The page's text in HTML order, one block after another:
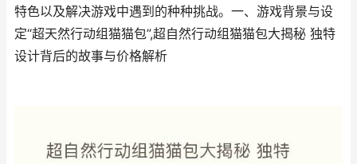
特色以及解决游戏中遇到的种种挑战。一、游戏背景与设
定“超天然行动组猫猫包”,超自然行动组猫猫包大揭秘 独特
设计背后的故事与价格解析